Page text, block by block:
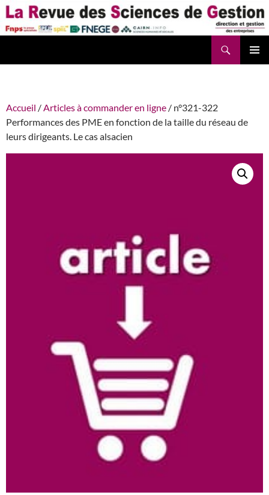
Aller
au
contenu
Accueil /Articles à commander en ligne / n°321-322
Performances des PME en fonction de la taille du réseau de
leurs dirigeants. Le cas alsacien